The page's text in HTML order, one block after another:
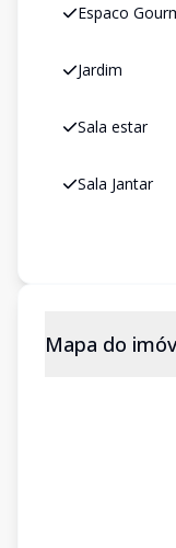
Espaco
Jardim
Sala estar
Sala Jantar
Mapa do